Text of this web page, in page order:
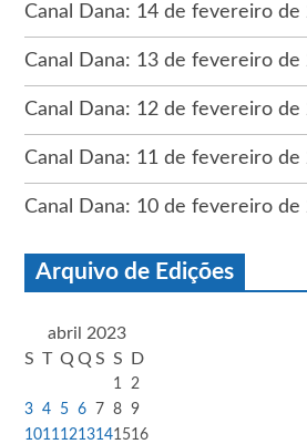
Canal Dana: 14 de fevereiro de
Canal Dana: 13 de fevereiro de
Canal Dana: 12 de fevereiro de
Canal Dana: 11 de fevereiro de
Canal Dana: 10 de fevereiro de
Arquivo de Edições
abril 2023
S T Q Q S S D
1
2
3 4 5 6 7 8 9
1011 1213141516